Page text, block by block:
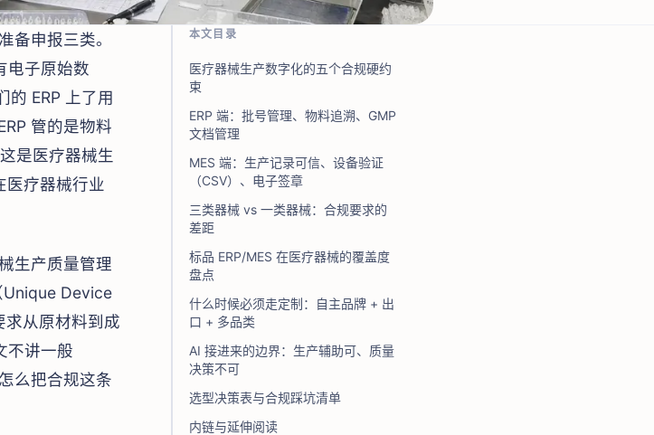
备申报三类。
电子原始数
的 ERP 上了用
管的是物料
是医疗器械生
疗器械行业
生产质量管理
Unique Device
从原材料到成
不讲一般
么把合规这条
本文目录
医疗器械生产数字化的五个合规硬约
束
ERP 端：批号管理、物料追溯、GMP
文档管理
MES 端：生产记录可信、设备验证
（CSV）、电子签章
三类器械 vs 一类器械：合规要求的
差距
标品 ERP/MES 在医疗器械的覆盖度
盘点
什么时候必须走定制：自主品牌 + 出
口 + 多品类
AI 接进来的边界：生产辅助可、质量
决策不可
选型决策表与合规踩坑清单
内链与延伸阅读